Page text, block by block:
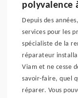
polyvalence
Depuis des
services pour les
spécialiste de la
réparateur
Viam et ne cesse
savoir-faire, quel
réparer. Vous